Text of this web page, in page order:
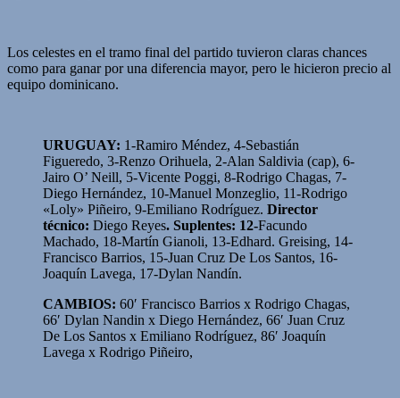
Los celestes en el tramo final del partido tuvieron claras chances
como para ganar por una diferencia mayor, pero le hicieron precio al
equipo dominicano.
URUGUAY: 1-Ramiro Méndez, 4-Sebastián
Figueredo, 3-Renzo Orihuela, 2-Alan Saldivia (cap), 6-
Jairo O’ Neill, 5-Vicente Poggi, 8-Rodrigo Chagas, 7-
Diego Hernández, 10-Manuel Monzeglio, 11-Rodrigo
«Loly» Piñeiro, 9-Emiliano Rodríguez. Director
técnico: Diego Reyes. Suplentes: 12-Facundo
Machado, 18-Martín Gianoli, 13-Edhard. Greising, 14-
Francisco Barrios, 15-Juan Cruz De Los Santos, 16-
Joaquín Lavega, 17-Dylan Nandín.
CAMBIOS: 60′ Francisco Barrios x Rodrigo Chagas,
66′ Dylan Nandin x Diego Hernández, 66′ Juan Cruz
De Los Santos x Emiliano Rodríguez, 86′ Joaquín
Lavega x Rodrigo Piñeiro,